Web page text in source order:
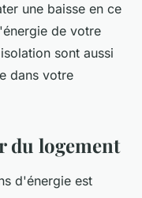
une baisse en ce
de votre
sont aussi
dans votre
du logement
d'énergie est